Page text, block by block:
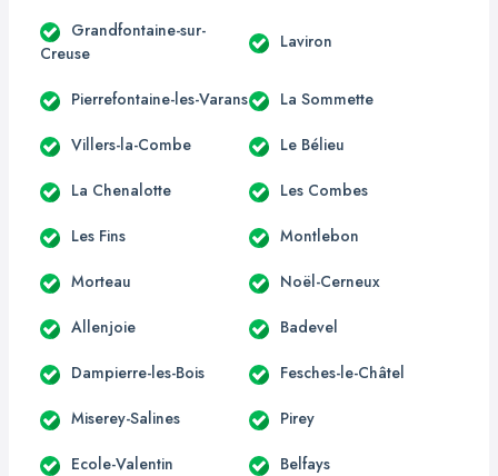
Grandfontaine-sur-
Creuse
Laviron
Pierrefontaine-les-Varans La Sommette
Villers-la-Combe Le Bélieu
La Chenalotte Les Combes
Les Fins Montlebon
Morteau Noël-Cerneux
Allenjoie Badevel
Dampierre-les-Bois Fesches-le-Châtel
Miserey-Salines Pirey
Ecole-Valentin Belfays